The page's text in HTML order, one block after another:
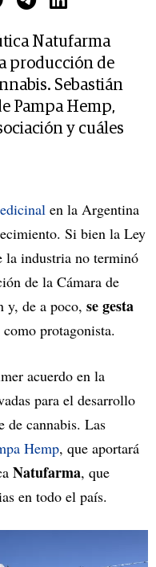
Natufarma
producción de
Sebastián
Pampa Hemp,
y cuáles
en la Argentina
Si bien la Ley
la industria no terminó
de la Cámara de
y, de a poco, se gesta
protagonista.
acuerdo en la
para el desarrollo
de cannabis. Las
Hemp, que aportará
Natufarma, que
en todo el país.